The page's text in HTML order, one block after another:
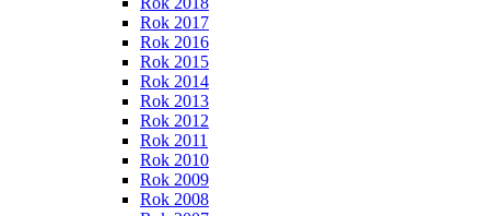
Rok 2017
Rok 2016
Rok 2015
Rok 2014
Rok 2013
Rok 2012
Rok 2011
Rok 2010
Rok 2009
Rok 2008